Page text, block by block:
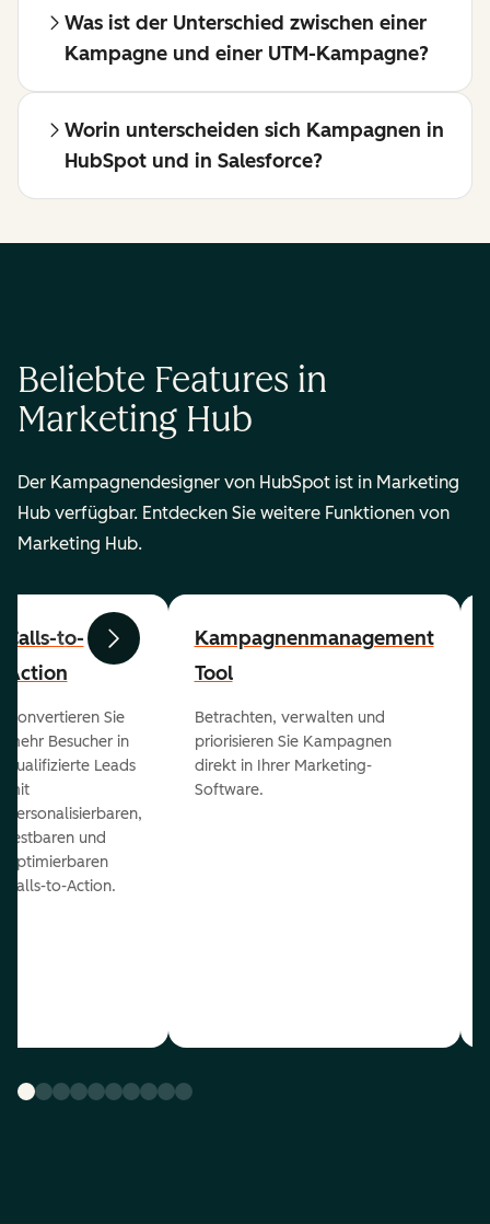
Was ist der Unterschied zwischen einer
Kampagne und einer UTM-Kampagne?
Worin unterscheiden sich Kampagnen in
HubSpot und in Salesforce?
Beliebte Features in
Marketing Hub
Der Kampagnendesigner von HubSpot ist in Marketing
Hub verfügbar. Entdecken Sie weitere Funktionen von
Marketing Hub.
ZurückWeiter
Calls-to-
Action
Konvertieren Sie
mehr Besucher in
qualifizierte Leads
mit
personalisierbaren,
testbaren und
optimierbaren
Calls-to-Action.
Kampagnenmanagement
Tool
Betrachten, verwalten und
priorisieren Sie Kampagnen
direkt in Ihrer Marketing-
Software.